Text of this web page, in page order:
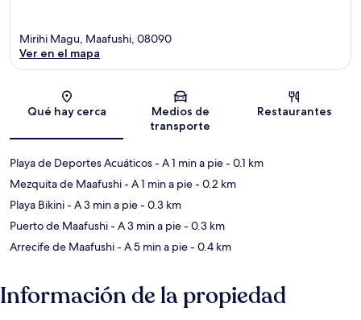
Sección del mapa
Mirihi Magu, Maafushi, 08090
Ver en el mapa
Qué hay cerca
Medios de
transporte
Restaurantes
Playa de Deportes Acuáticos- A 1 min a pie- 0.1 km
Mezquita de Maafushi- A 1 min a pie- 0.2 km
Playa Bikini- A 3 min a pie- 0.3 km
Puerto de Maafushi- A 3 min a pie- 0.3 km
Arrecife de Maafushi- A 5 min a pie- 0.4 km
Información de la propiedad